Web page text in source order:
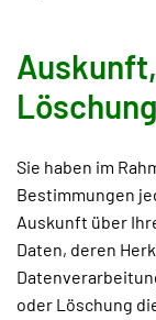
Löschung
Sie haben im
Bestimmungen
Auskunft über
Daten, deren
oder Löschung